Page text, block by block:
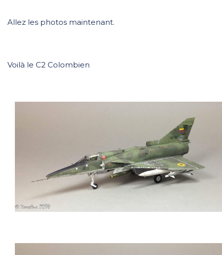
Allez les photos maintenant.
Voilà le C2 Colombien